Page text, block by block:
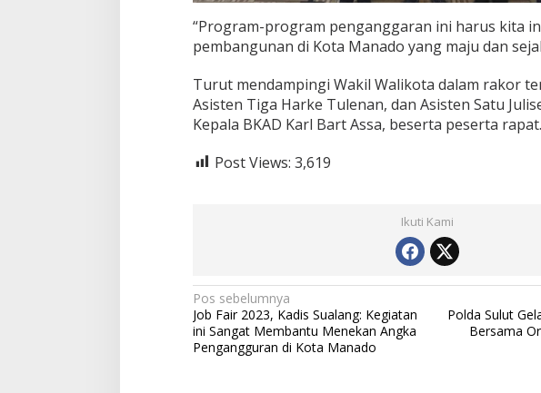
“Program-program penganggaran ini harus kita
pembangunan di Kota Manado yang maju dan
Turut mendampingi Wakil Walikota dalam rakor
Asisten Tiga Harke Tulenan, dan Asisten Satu
Kepala BKAD Karl Bart Assa, beserta peserta
Post Views: 3,619
Ikuti Kami
N
a
v
Pos sebelumnya
Job Fair 2023, Kadis Sualang: Kegiatan
ini Sangat Membantu Menekan Angka
Pengangguran di Kota Manado
Polda Sulut
Bersama